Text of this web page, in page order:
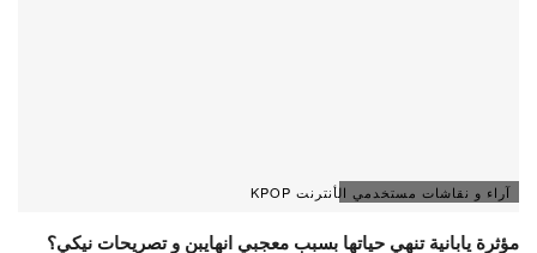
آراء و نقاشات مستخدمي الأنترنت KPOP
مؤثرة يابانية تنهي حياتها بسبب معجبي انهايبن و تصريحات نيكي؟